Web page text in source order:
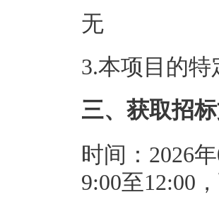
无
3.本项目的
三、获取招
时间：2026
9:00至12:00